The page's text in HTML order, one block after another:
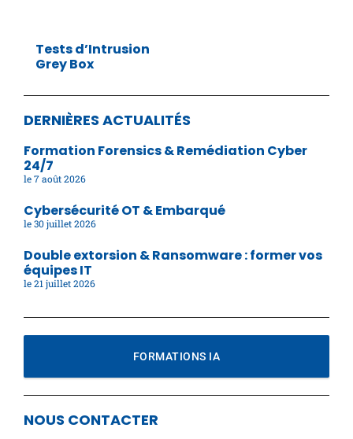
Tests d’Intrusion
Grey Box
DERNIÈRES ACTUALITÉS
Formation Forensics & Remédiation Cyber
24/7
7 août 2026
Cybersécurité OT & Embarqué
30 juillet 2026
Double extorsion & Ransomware : former vos
équipes IT
21 juillet 2026
FORMATIONS IA
NOUS CONTACTER